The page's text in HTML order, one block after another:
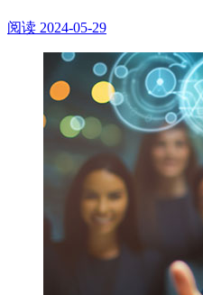
阅读 2024-05-29